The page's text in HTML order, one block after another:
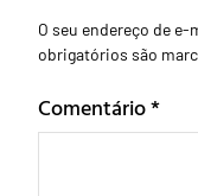
O seu endereço de
obrigatórios são
Comentário*